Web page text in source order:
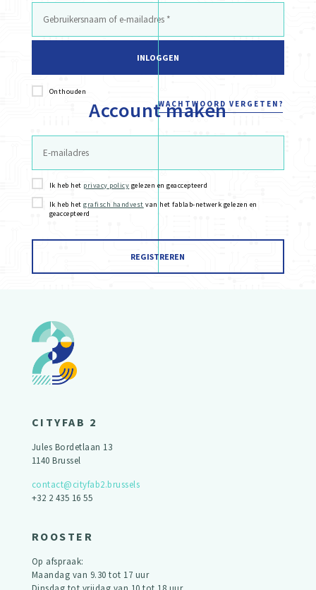
INLOGGEN
Onthouden
WACHTWOORD VERGETEN?
Account maken
Ik heb het privacy policy gelezen en geaccepteerd
Ik heb hetgrafisch handvest van het fablab-netwerk gelezen en
geaccepteerd
REGISTREREN
CITYFAB 2
Jules Bordetlaan 13
1140 Brussel
contact@cityfab2.brussels
+32 2 435 16 55
ROOSTER
Op afspraak:
Maandag van 9.30 tot 17 uur